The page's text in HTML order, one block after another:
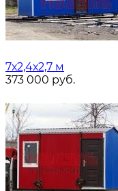
7х2,4х2,7 м
373 000 руб.